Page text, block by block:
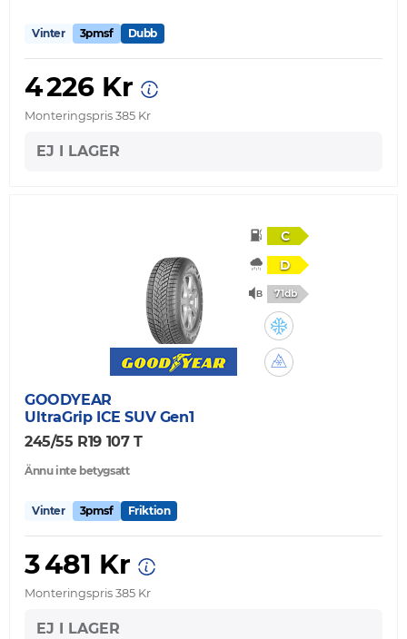
Vinter 3pmsf Dubb
4 226 Kr
Monteringspris 385 Kr
EJ I LAGER
C
D
71db
GOODYEAR
UltraGrip ICE SUV Gen1
245/55 R19 107 T
Ännu inte betygsatt
Vinter 3pmsf Friktion
3 481 Kr
Monteringspris 385 Kr
EJ I LAGER